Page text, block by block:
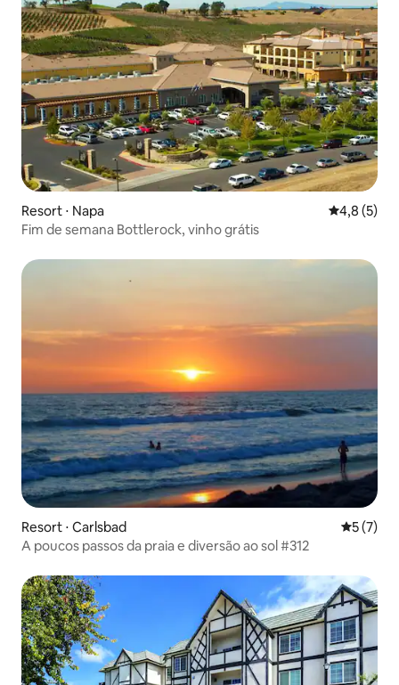
Resort ⋅ Napa 4,8 de
4,8 (5)
Fim de semana Bottlerock, vinho grátis
Resort ⋅ Carlsbad 5 de
5 (7)
A poucos passos da praia e diversão ao sol #312